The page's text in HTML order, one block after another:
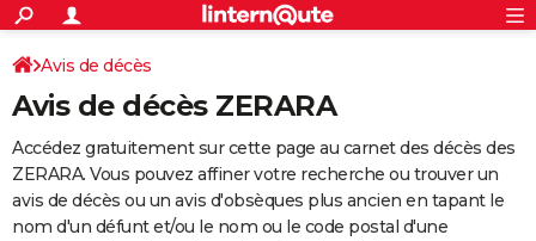
ACTUALITÉS
Politique
Société
Faits Divers
Education
Monde
Villes
+
SPORT
Coupe du monde 2026
Football
Tennis
Cyclisme
Rugby
Forum
Programme TV
TNT
Streaming
Cinéma
Sorties cinéma
Musique
+
FINANCE
Retraite
Epargne
Immobilier
Risques naturels par ville
Banque
Assurance
AUTO
Avis de décès
Avis de décès ZERARA
Accédez gratuitement sur cette page au carnet des décès des
ZERARA. Vous pouvez affiner votre recherche ou trouver un
avis de décès ou un avis d'obsèques plus ancien en tapant le
nom d'un défunt et/ou le nom ou le code postal d'une